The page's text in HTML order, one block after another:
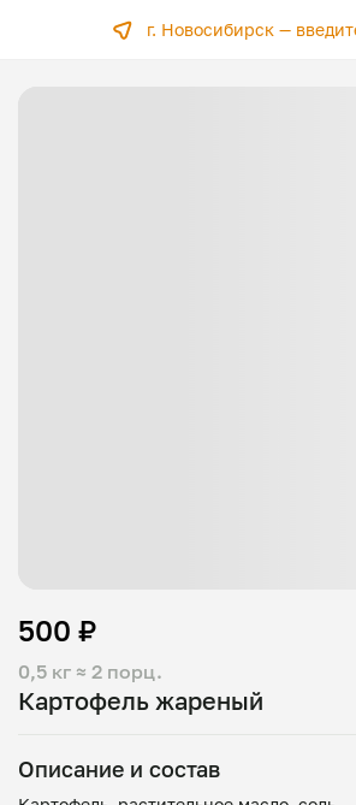
г. Новосибирск —
Картофель жареный
0,5 кг ≈ 2 порц.
500 ₽
Описание и состав